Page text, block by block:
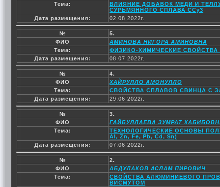
Тема:
ВЛИЯНИЕ ДОБАВОК МЕДИ И
СУРЬМЯННОГО СПЛАВА ССу3
Дата размещения:
02.08.2022г.
№
5.
ФИО
АМИНОВА НИГОРА АМИНОВНА
Тема:
ФИЗИКО-ХИМИЧЕСКИЕ
Дата размещения:
08.07.2022г.
№
4.
ФИО
ХАЙРУЛЛО АМОНУЛЛО
Тема:
СВОЙСТВА СПЛАВОВ СВИНЦА С
Дата размещения:
29.06.2022г.
№
3.
ФИО
ГАЙБУЛЛАЕВА ЗУМРАТ
Тема:
ТЕХНОЛОГИЧЕСКИЕ ОСНОВЫ
Al, Zn, Fe, Pb, Cd, Sn)
Дата размещения:
07.06.2022г.
№
2.
ФИО
АБДУЛАКОВ АСЛАМ ПИРОВИЧ
Тема:
СВОЙСТВА АЛЮМИНИЕВОГО
ВИСМУТОМ